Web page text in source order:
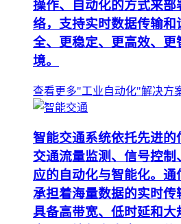
操作、自动化的方式来部
络，支持实时数据传输
全、更稳定、更高效、
境。
查看更多"工业自动化"解决方
智能交通系统依托先进
交通流量监测、信号控
应的自动化与智能化。
承担着海量数据的实时
具备高带宽、低时延和大